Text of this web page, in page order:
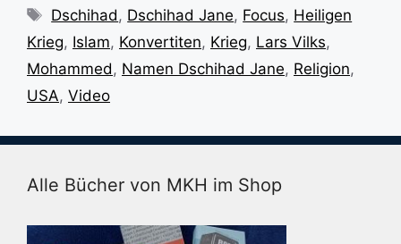
Schlagwörter
Dschihad, Dschihad Jane, Focus, Heiligen
Krieg, Islam, Konvertiten, Krieg, Lars Vilks,
Mohammed, Namen Dschihad Jane, Religion,
USA, Video
Alle Bücher von MKH im Shop